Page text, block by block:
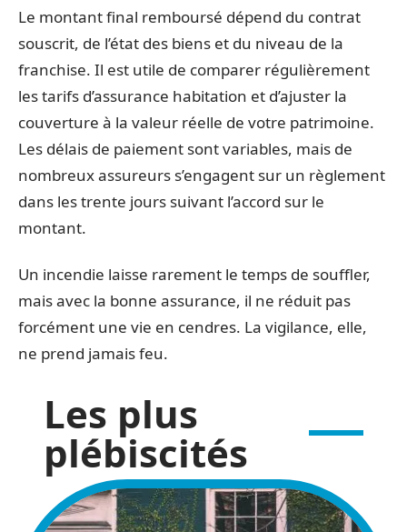
Le montant final remboursé dépend du contrat
souscrit, de l’état des biens et du niveau de la
franchise. Il est utile de comparer régulièrement
les tarifs d’assurance habitation et d’ajuster la
couverture à la valeur réelle de votre patrimoine.
Les délais de paiement sont variables, mais de
nombreux assureurs s’engagent sur un règlement
dans les trente jours suivant l’accord sur le
montant.
Un incendie laisse rarement le temps de souffler,
mais avec la bonne assurance, il ne réduit pas
forcément une vie en cendres. La vigilance, elle,
ne prend jamais feu.
Les plus
plébiscités